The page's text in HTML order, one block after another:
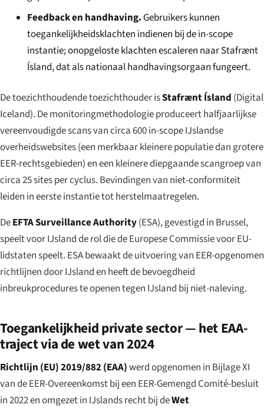
Feedback en handhaving.Gebruikers kunnen
toegankelijkheidsklachten indienen bij de in-scope
instantie; onopgeloste klachten escaleren naar Stafrænt
Ísland, dat als nationaal handhavingsorgaan fungeert.
De toezichthoudende toezichthouder isStafrænt Ísland (Digital
Iceland). De monitoringmethodologie produceert halfjaarlijkse
vereenvoudigde scans van circa 600 in-scope IJslandse
overheidswebsites (een merkbaar kleinere populatie dan grotere
EER-rechtsgebieden) en een kleinere diepgaande scangroep van
circa 25 sites per cyclus. Bevindingen van niet-conformiteit
leiden in eerste instantie tot herstelmaatregelen.
DeEFTA Surveillance Authority(ESA), gevestigd in Brussel,
speelt voor IJsland de rol die de Europese Commissie voor EU-
lidstaten speelt. ESA bewaakt de uitvoering van EER-opgenomen
richtlijnen door IJsland en heeft de bevoegdheid
inbreukprocedures te openen tegen IJsland bij niet-naleving.
Toegankelijkheid private sector — het EAA-
traject via de wet van 2024
Richtlijn (EU) 2019/882 (EAA)werd opgenomen in Bijlage XI
van de EER-Overeenkomst bij een EER-Gemengd Comité-besluit
in 2022 en omgezet in IJslands recht bij deWet